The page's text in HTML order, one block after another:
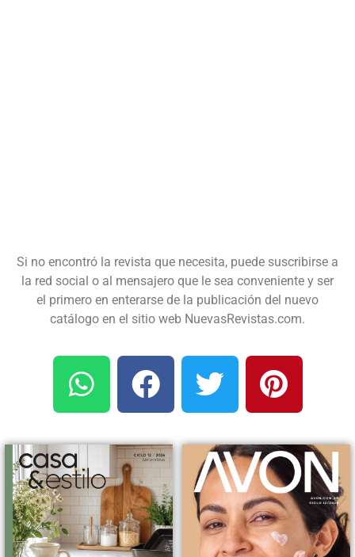
Si no encontró la revista que necesita, puede suscribirse a
la red social o al mensajero que le sea conveniente y ser
el primero en enterarse de la publicación del nuevo
catálogo en el sitio web NuevasRevistas.com.